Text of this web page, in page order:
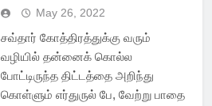
May 26, 2022
சவ்தார் கோத்திரத்துக்கு வரும்
வழியில் தன்னைக் கொல்ல
போட்டிருந்த திட்டத்தை அறிந்து
கொள்ளும் எர்துருல் பே, வேற்று பாதை